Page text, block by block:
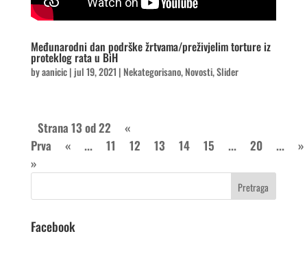
Međunarodni dan podrške žrtvama/preživjelim torture iz
proteklog rata u BiH
byaanicic| jul 19, 2021 | Nekategorisano,Novosti,Slider
Strana 13 od 22
«
Prva
« ... 11 12 13 14 15 ... 20 ...
»
»
Facebook